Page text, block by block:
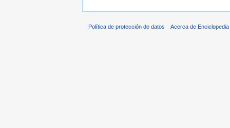
Política de protección de datos Acerca de